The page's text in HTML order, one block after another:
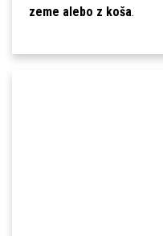
zeme alebo z koša.